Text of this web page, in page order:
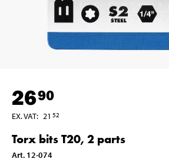
2690
EX. VAT: 21 52
Torx bits T20, 2 parts
Art. 12-074